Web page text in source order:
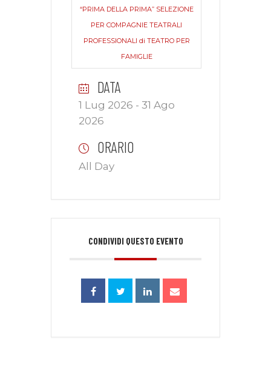
“PRIMA DELLA PRIMA” SELEZIONE
PER COMPAGNIE TEATRALI
PROFESSIONALI di TEATRO PER
FAMIGLIE
DATA
1 Lug 2026 - 31 Ago
2026
ORARIO
All Day
CONDIVIDI QUESTO EVENTO